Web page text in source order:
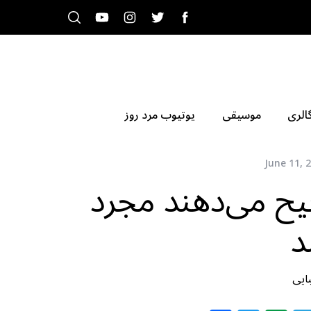
موسیقی یوتیوب مرد روز
June 11,
می‌دهند مجرد